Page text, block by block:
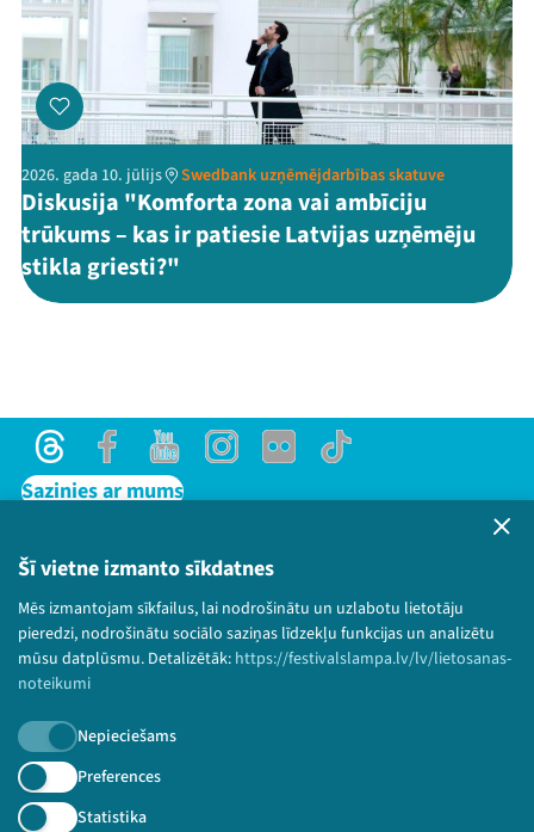
Šī vietne izmanto sīkdatnes
Mēs izmantojam sīkfailus, lai nodrošinātu un uzlabotu lietotāju
pieredzi, nodrošinātu sociālo saziņas līdzekļu funkcijas un analizētu
mūsu datplūsmu. Detalizētāk: https://festivalslampa.lv/lv/lietosanas-
noteikumi
Nepieciešams
Preferences
Statistika
2026. gada 10. jūlijs Swedbank uzņēmējdarbības skatuve
Diskusija "Komforta zona vai ambīciju
trūkums – kas ir patiesie Latvijas uzņēmēju
stikla griesti?"
ThreadsFacebookYoutubeInstagram
Flick TikTok
Sazinies ar mums
Lietošanas noteikumi un sīkdatņu politika
Bērnu aizsardzības politika
© 2026 Sarunu festivāls LAMPA Visas tiesības
paturētas.
Piesakies jaunumiem!
Nepalaid garām aktuālāko informāciju!